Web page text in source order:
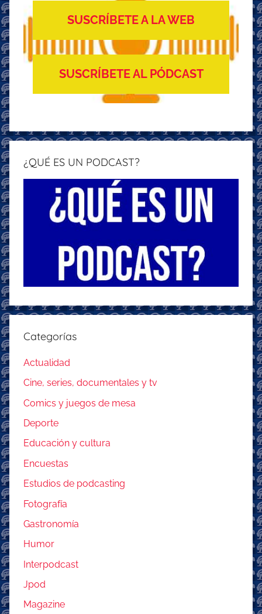
SUSCRÍBETE A LA WEB
SUSCRÍBETE AL PÓDCAST
¿QUÉ ES UN PODCAST?
Categorías
Actualidad
Cine, series, documentales y tv
Comics y juegos de mesa
Deporte
Educación y cultura
Encuestas
Estudios de podcasting
Fotografía
Gastronomía
Humor
Interpodcast
Jpod
Magazine